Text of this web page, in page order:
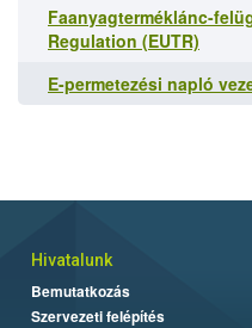
Faanyagterméklánc-
Regulation (EUTR)
E-permetezési napló
Hivatalunk
Bemutatkozás
Szervezeti felépítés